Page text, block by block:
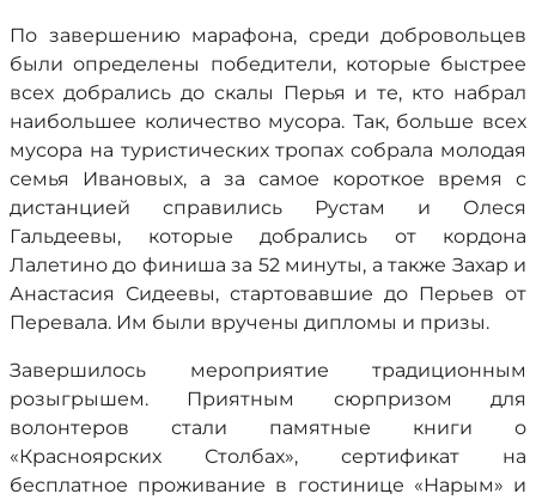
По завершению марафона, среди добровольцев
были определены победители, которые быстрее
всех добрались до скалы Перья и те, кто набрал
наибольшее количество мусора. Так, больше всех
мусора на туристических тропах собрала молодая
семья Ивановых, а за самое короткое время с
дистанцией справились Рустам и Олеся
Гальдеевы, которые добрались от кордона
Лалетино до финиша за 52 минуты, а также Захар и
Анастасия Сидеевы, стартовавшие до Перьев от
Перевала. Им были вручены дипломы и призы.
Завершилось мероприятие традиционным
розыгрышем. Приятным сюрпризом для
волонтеров стали памятные книги о
«Красноярских Столбах», сертификат на
бесплатное проживание в гостинице «Нарым» и